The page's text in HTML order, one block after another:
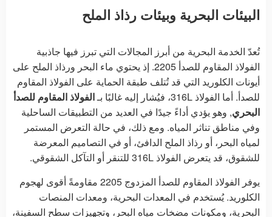
البيئات البحرية وبيئات رذاذ الملح
تُعدّ الخدمة البحرية من أبرز المجالات التي تبرز فيها جاذبية
الفولاذ المقاوم للصدأ 2205. إذ يحتوي ماء البحر ورذاذ الملح على
أيونات الكلوريد التي قد تُتلف طبقة الحماية على الفولاذ المقاوم
للصدأ. أما الفولاذ 316L، فيُشار إليه غالبًا بـ
الفولاذ المقاوم للصدأ
البحري, وهو يؤدي أداءً جيدًا في العديد من التطبيقات الساحلية
وفي مناطق تناثر المياه. ومع ذلك، في حالة التعرض المستمر
لمياه البحر، أو رذاذ الملح الدافئ، أو في التصاميم المعرضة
للشقوق، قد يتعرض الفولاذ 316L للتنقر أو التآكل الشقوقي.
يوفر الفولاذ المقاوم للصدأ المزدوج 2205 مقاومةً أقوى لهجوم
الكلوريد. يُستخدم في المعدات البحرية، ومعدات المنصات
البحرية، ومكونات مضخات مياه البحر، وتجهيزات سطح السفينة،